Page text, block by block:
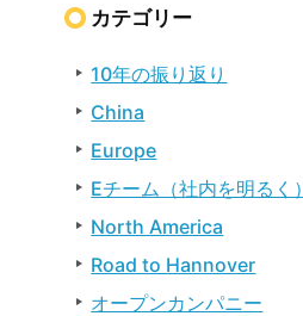
カテゴリー
10年の振り返り
China
Europe
Eチーム（社内を明るく）
North America
Road to Hannover
オープンカンパニー